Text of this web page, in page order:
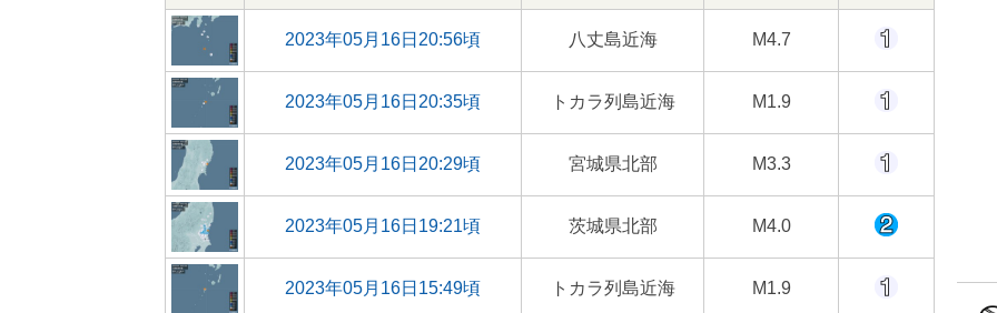
2023年05月16日20:56頃 八丈島近海 M4.7
2023年05月16日20:35頃 トカラ列島近海 M1.9
2023年05月16日20:29頃 宮城県北部 M3.3
2023年05月16日19:21頃 茨城県北部 M4.0
2023年05月16日15:49頃 トカラ列島近海 M1.9